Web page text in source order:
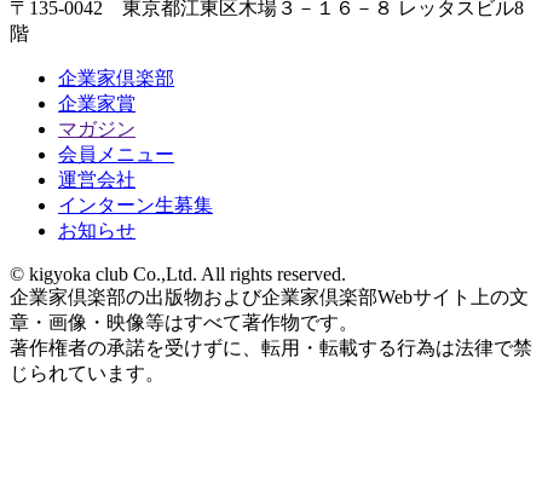
〒135-0042 東京都江東区木場３－１６－８ レッタスビル8
階
企業家倶楽部
企業家賞
マガジン
会員メニュー
運営会社
インターン生募集
お知らせ
© kigyoka club Co.,Ltd. All rights reserved.
企業家倶楽部の出版物および企業家倶楽部Webサイト上の文
章・画像・映像等はすべて著作物です。
著作権者の承諾を受けずに、転用・転載する行為は法律で禁
じられています。